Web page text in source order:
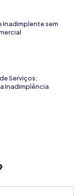
Inadimplente sem
Serviços:
Inadimplência